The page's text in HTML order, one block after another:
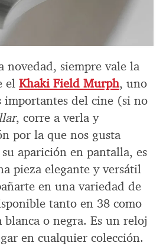
novedad, siempre vale la
el Khaki Field Murph, uno
importantes del cine (si no
, corre a verla y
por la que nos gusta
aparición en pantalla, es
pieza elegante y versátil
en una variedad de
tanto en 38 como
blanca o negra. Es un reloj
en cualquier colección.